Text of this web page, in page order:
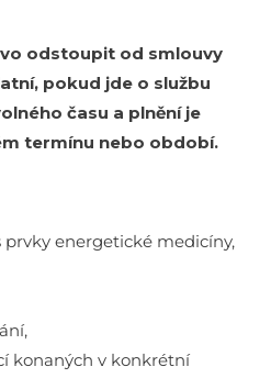
odstoupit od smlouvy
pokud jde o službu
času a plnění je
termínu nebo období.
energetické medicíny,
konaných v konkrétní